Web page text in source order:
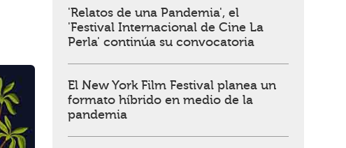
'Relatos de una Pandemia', el
'Festival Internacional de Cine La
Perla' continúa su convocatoria
El New York Film Festival planea un
formato híbrido en medio de la
pandemia